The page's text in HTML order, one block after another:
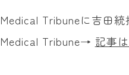
Medical Tribuneに吉田統
Medical Tribune→ 記事